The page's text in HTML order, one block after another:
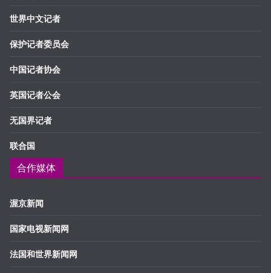
世界中文记者
保护记者委员会
中国记者协会
英国记者公会
无国界记者
联合国
合作媒体
渥京新闻
国家电视新闻网
法国和世界新闻网